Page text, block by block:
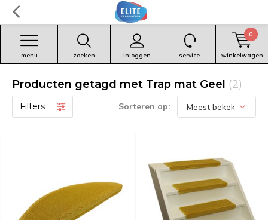
zoeken inloggen
menu service winkelwagen
0
Producten getagd met Trap mat Geel (2)
Filters Sorteren op: